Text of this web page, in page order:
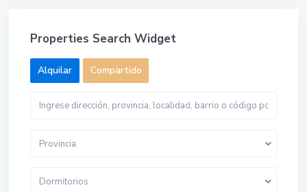
Properties Search Widget
Alquilar Compartido
Provincia
Dormitorios